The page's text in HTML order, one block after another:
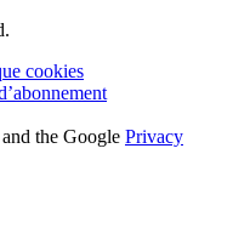
cookies
the Google Privacy